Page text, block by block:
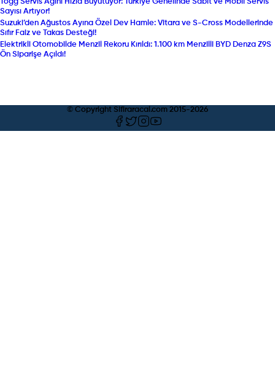
Togg Servis Ağını Hızla Büyütüyor: Türkiye Genelinde Sabit ve Mobil Servis
Sayısı Artıyor!
Suzuki’den Ağustos Ayına Özel Dev Hamle: Vitara ve S-Cross Modellerinde
Sıfır Faiz ve Takas Desteği!
Elektrikli Otomobilde Menzil Rekoru Kırıldı: 1.100 km Menzilli BYD Denza Z9S
Ön Siparişe Açıldı!
© Copyright Sifiraracal.com 2015-2026